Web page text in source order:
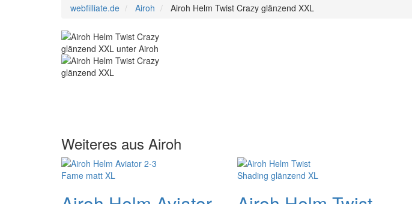
webfilliate.de
Airoh Airoh Helm Twist Crazy glänzend XXL
Weiteres aus Airoh